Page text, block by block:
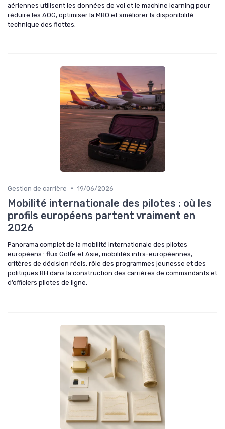
aériennes utilisent les données de vol et le machine learning pour
réduire les AOG, optimiser la MRO et améliorer la disponibilité
technique des flottes.
Gestion de carrière • 19/06/2026
Mobilité internationale des pilotes : où les
profils européens partent vraiment en
2026
Panorama complet de la mobilité internationale des pilotes
européens : flux Golfe et Asie, mobilités intra-européennes,
critères de décision réels, rôle des programmes jeunesse et des
politiques RH dans la construction des carrières de commandants et
d’officiers pilotes de ligne.